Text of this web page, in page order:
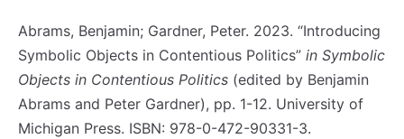
Abrams, Benjamin; Gardner, Peter. 2023. “Introducing
Symbolic Objects in Contentious Politics” in Symbolic
Objects in Contentious Politics (edited by Benjamin
Abrams and Peter Gardner), pp. 1-12. University of
Michigan Press. ISBN: 978-0-472-90331-3.